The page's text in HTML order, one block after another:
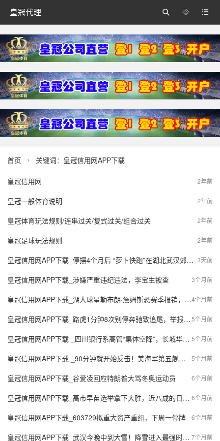
皇冠代理 


首页  关键词：皇冠信用网APP下载
2年前
皇冠信用网
2年前
皇冠一般体育说明
2年前
皇冠体育玩法规则/连串过关/复式过关/组合过关
2年前
皇冠足球玩法规则
3天前
皇冠信用网APP下载_停摆4个月后 “萝卜快跑”在湖北武汉郊区重新接单，多名本地用户发帖称重新叫到车
3个月前
皇冠信用网APP下载_涉嫌严重违纪违法，李宝生被查
4个月前
皇冠信用网APP下载_湖人球星勒布朗·詹姆斯恐赛季报销，季后赛前景蒙阴
5个月前
皇冠信用网APP下载_路虎1分钟8次别停奔驰致追尾，举报路虎男子称遭电话轰炸“早上7点敲我家门，下午1点都没走”，警方通报：已刑事立案
5个月前
皇冠信用网APP下载 _四川银行系高管“集体空降”，长城华西银行业绩承压待解
5个月前
皇冠信用网APP下载 _90分钟就开始反击！美海军第五舰队总部遭伊朗导弹命中，情况如何
6个月前
皇冠信用网APP下载_谷爱凌回应特朗普大骂冬奥运动员
6个月前
皇冠信用网APP下载_高市早苗选举拿下大胜，近八成的日本人表示，已经没必要再改善中日关系了？
6个月前
皇冠信用网APP下载_603729拟重大资产重组，下周一停牌
7个月前
皇冠信用网APP下载_武汉今晚中到大雪！降雪进入最强时段！湖北暴雪、大雪、冰粒、冻雨继续！